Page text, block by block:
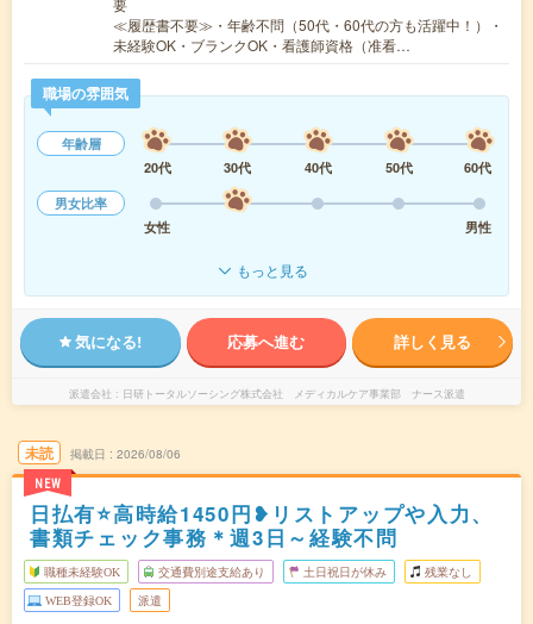
要
≪履歴書不要≫・年齢不問（50代・60代の方も活躍中！）・
未経験OK・ブランクOK・看護師資格（准看…
職場の雰囲気
年齢層
20代
30代 40代 50代
60代
男女比率
女性
男性
もっと見る
気になる! 応募へ進む 詳しく見る
派遣会社 日研トータルソーシング株式会社 メディカルケア事業部 ナース派遣
未読
NEW
掲載日 2026/08/06
日払有⭐高時給1450円❥リストアップや入力、
書類チェック事務＊週3日～経験不問
職種未経験OK 交通費別途支給あり 土日祝日が休み 残業なし
WEB登録OK 派遣